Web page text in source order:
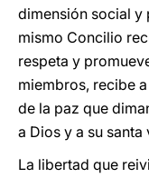
dimensión social y
mismo Concilio
respeta y
miembros, recibe
de la paz que
a Dios y a su
La libertad que